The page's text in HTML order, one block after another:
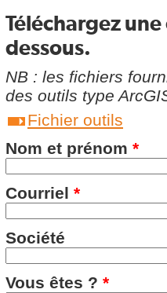
Téléchargez
dessous.
NB : les fichiers
des outils type
Fichier outils
Nom et prénom *
Courriel *
Société
Vous êtes ? *